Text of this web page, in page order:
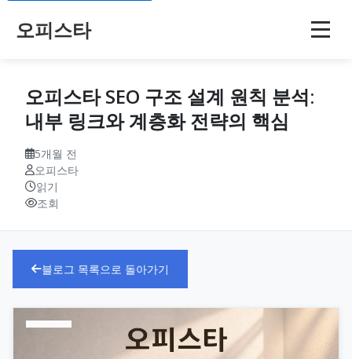
오피스타
오피스타 SEO 구조 설계 원칙 분석:
내부 링크와 계층화 전략의 핵심
5개월 전
오피스타
읽기
조회
블로그 목록으로 돌아가기